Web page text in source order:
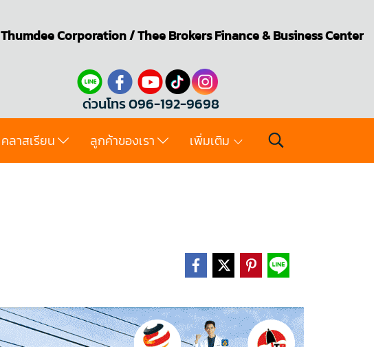
Thumdee Corporation/Thee BrokersFinance & Business Center
ด่วนโทร 096-192-9698
คลาสเรียน ลูกค้าของเรา เพิ่มเติม